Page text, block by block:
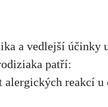
a vedlejší účinky
patří:
alergických reakcí